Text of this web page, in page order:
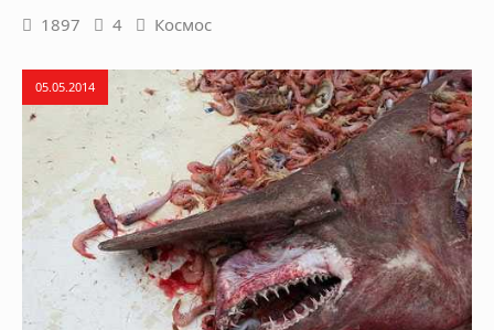
1897 4 Космос
05.05.2014